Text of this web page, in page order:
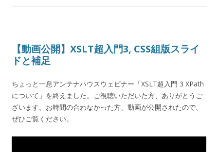
【動画公開】XSLT超入門3, CSS組版スライ
ドと補足
ちょっと一息アンテナハウスウェビナー「XSLT超入門 3 XPath
について」を終えました。ご視聴いただいた方、ありがとうご
ざいます。お時間の合わなかった方、動画が公開されたので、
ぜひご覧ください。